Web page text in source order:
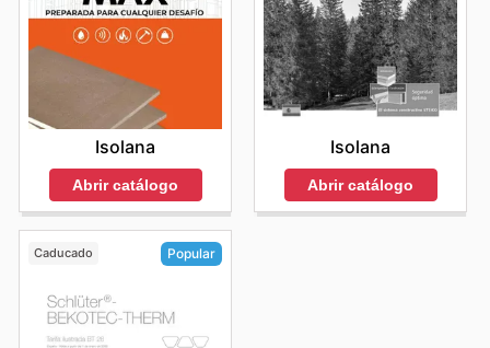
Isolana
Abrir catálogo
Isolana
Abrir catálogo
Caducado Popular